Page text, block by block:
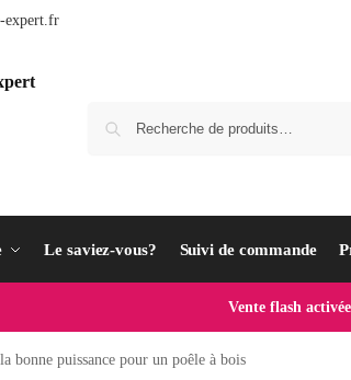
expert.fr
Le saviez-vous? Suivi de commande
Vente flash
bonne puissance pour un poêle à bois